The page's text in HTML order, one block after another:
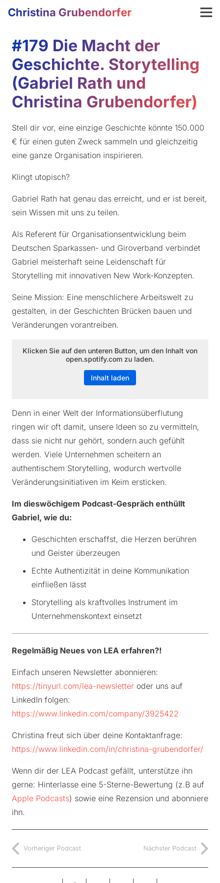
Christina Grubendorfer
#179 Die Macht der
Geschichte. Storytelling
(Gabriel Rath und
Christina Grubendorfer)
Stell dir vor, eine einzige Geschichte könnte 150.000
€ für einen guten Zweck sammeln und gleichzeitig
eine ganze Organisation inspirieren.
Klingt utopisch?
Gabriel Rath hat genau das erreicht, und er ist bereit,
sein Wissen mit uns zu teilen.
Als Referent für Organisationsentwicklung beim
Deutschen Sparkassen- und Giroverband verbindet
Gabriel meisterhaft seine Leidenschaft für
Storytelling mit innovativen New Work-Konzepten.
Seine Mission: Eine menschlichere Arbeitswelt zu
gestalten, in der Geschichten Brücken bauen und
Veränderungen vorantreiben.
Klicken Sie auf den unteren Button, um den Inhalt von
open.spotify.com zu laden.
Inhalt laden
Denn in einer Welt der Informationsüberflutung
ringen wir oft damit, unsere Ideen so zu vermitteln,
dass sie nicht nur gehört, sondern auch gefühlt
werden. Viele Unternehmen scheitern an
authentischem Storytelling, wodurch wertvolle
Veränderungsinitiativen im Keim ersticken.
Im dieswöchigem Podcast-Gespräch enthüllt
Gabriel, wie du:
Geschichten erschaffst, die Herzen berühren
und Geister überzeugen
Echte Authentizität in deine Kommunikation
einfließen lässt
Storytelling als kraftvolles Instrument im
Unternehmenskontext einsetzt
Regelmäßig Neues von LEA erfahren?!
Einfach unseren Newsletter abonnieren:
https://tinyurl.com/lea-newsletter oder uns auf
LinkedIn folgen:
https://www.linkedin.com/company/3925422
Christina freut sich über deine Kontaktanfrage:
https://www.linkedin.com/in/christina-grubendorfer/
Wenn dir der LEA Podcast gefällt, unterstütze ihn
gerne: Hinterlasse eine 5-Sterne-Bewertung (z.B auf
Apple Podcasts) sowie eine Rezension und abonniere
ihn.
Vorheriger Podcast Nächster Podcast